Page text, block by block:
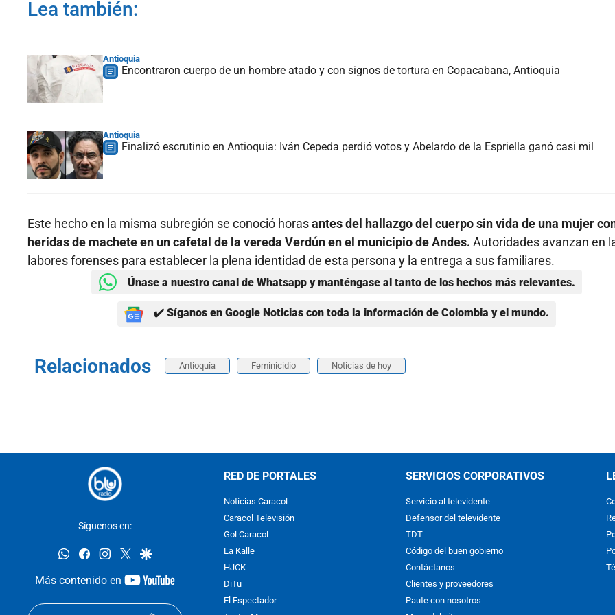
Lea también:
Antioquia
Encontraron cuerpo de un hombre atado y con signos de tortura en Copacabana, Antioquia
Antioquia
Finalizó escrutinio en Antioquia: Iván Cepeda perdió votos y Abelardo de la Espriella ganó casi mil
Este hecho en la misma subregión se conoció horasantes del hallazgo del cuerpo sin vida de una mujer
heridas de machete en un cafetal de la vereda Verdún en el municipio de Andes. Autoridades avanzan en
labores forenses para establecer la plena identidad de esta persona y la entrega a sus familiares.
Únase a nuestro canal de Whatsapp y manténgase al tanto de los hechos más relevantes.
✔️ Síganos en Google Noticias con toda la información de Colombia y el mundo.
Relacionados Antioquia Feminicidio Noticias de hoy
Síguenos en:
whatsappfacebookinstagram
twittergoogle
Más contenido en
youtube-
RED DE PORTALES
Noticias Caracol
Caracol Televisión
Gol Caracol
La Kalle
HJCK
DiTu
El Espectador
SERVICIOS CORPORATIVOS
Servicio al televidente
Defensor del televidente
TDT
Código del buen gobierno
Contáctanos
Clientes y proveedores
Paute con nosotros